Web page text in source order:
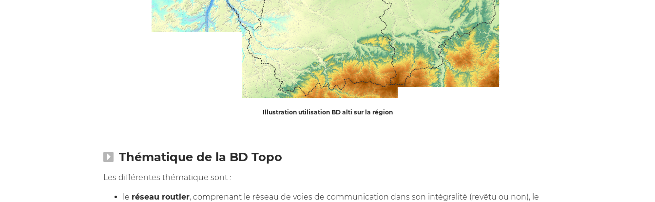
Illustration utilisation BD alti sur la région
Thématique de la BD Topo
Les différentes thématique sont :
le réseau routier, comprenant le réseau de voies de communication dans son intégralité (revêtu ou non), le